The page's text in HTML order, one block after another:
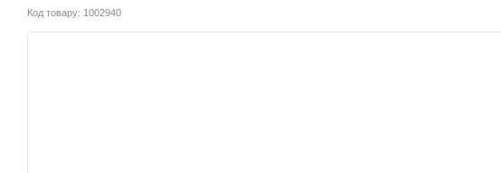
Код товару: 1002940